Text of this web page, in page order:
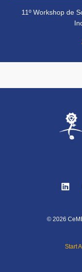
11º Workshop de
© 2026
Start